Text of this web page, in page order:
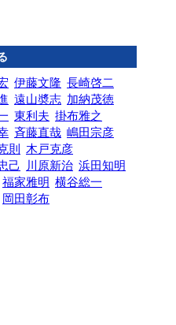
伊藤文隆 長崎啓二
遠山奬志 加納茂徳
東利夫 掛布雅之
斉藤直哉 嶋田宗彦
則
木戸克彦
己 川原新治 浜田知明
福家雅明 横谷総一
岡田彰布